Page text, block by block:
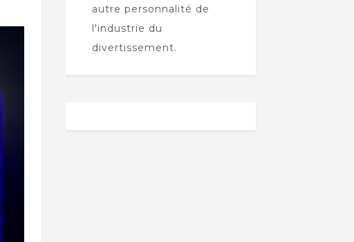
autre personnalité de
l'industrie du
divertissement.